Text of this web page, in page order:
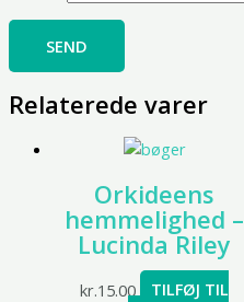
Relaterede varer
Orkideens
hemmelighed –
Lucinda Riley
kr.15.00
TILFØJ TIL